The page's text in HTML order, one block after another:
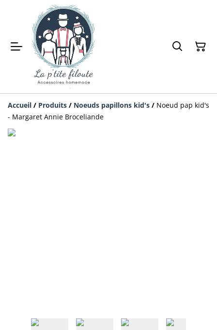
Accueil / Produits / Noeuds papillons kid's / Noeud pap kid's
- Margaret Annie Broceliande